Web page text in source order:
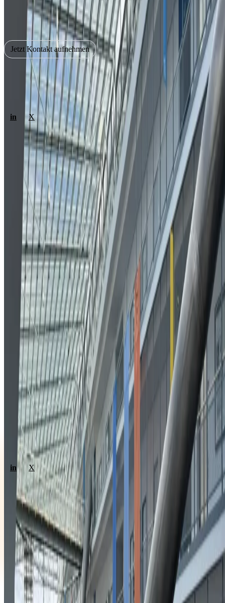
Smart Infrastructure und KI mit.
Sie möchten ein Software-Projekt umsetzen?
Jetzt Kontakt aufnehmen
Ihre Softwareagentur aus München. Wir entwickeln
maßgeschneiderte Apps und Software für Web, Mobile und KI.
in
X
Weptun GmbH
Tiepolostr. 3
80638 München+49 89 178 52 01kontakt@weptun.de
Leistungen
Mobile Apps
Web Apps
Prototypen & MVPs
KI & LLMs
Projekte
BlueMetering
Verlag J. Maiß
BEYOND.HOST
FIT STAR
METRONA Union
Hochschul Kooperationen
Über Uns
Jobs
Datenschutz
Impressum
Vibe Coding vs. Produktion
Digitale Souveränität
App-Technologien im Vergleich
Kampagnen
Softwareentwicklung Bayern
Prozesse digitalisieren
Software für Energieversorger
KI-Lösungen für Unternehmen
in
X
Weptun GmbH
Tiepolostr. 3
80638 München +49 89 178 52 01 kontakt@weptun.de